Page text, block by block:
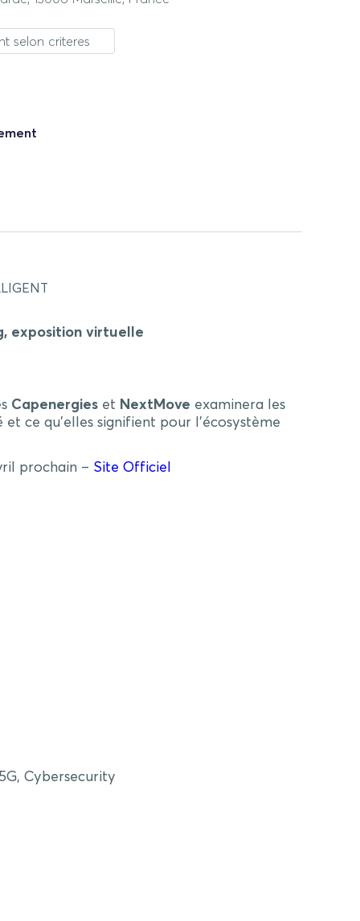
selon criteres
, exposition virtuelle
Capenergies et NextMove examinera les
ce qu’elles signifient pour l’écosystème
prochain – Site Officiel
Cybersecurity